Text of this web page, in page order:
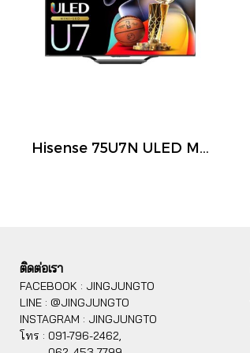
ติดต่อเรา
FACEBOOK : JINGJUNGTO
LINE : @JINGJUNGTO
INSTAGRAM : JINGJUNGTO
โทร : 091-796-2462,